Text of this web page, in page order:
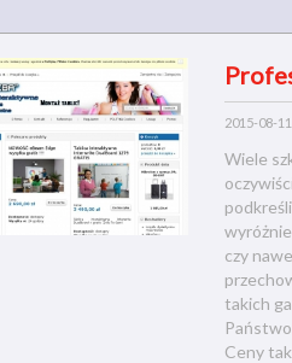
2015-08-11
Wiele
czy
takich
Ceny